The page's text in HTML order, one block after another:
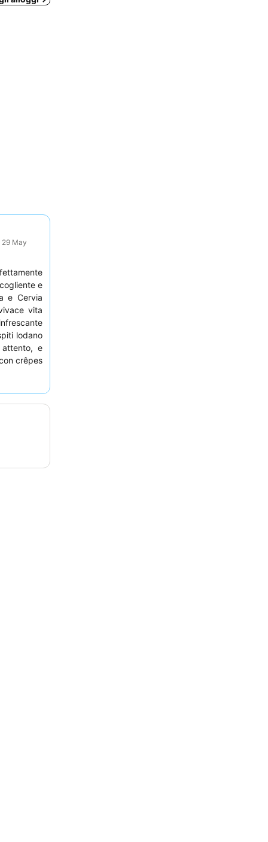
29 May
e
e Cervia
vita
lodano
attento, e
crêpes
le aree